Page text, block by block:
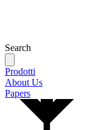
Search
Prodotti
About Us
Papers